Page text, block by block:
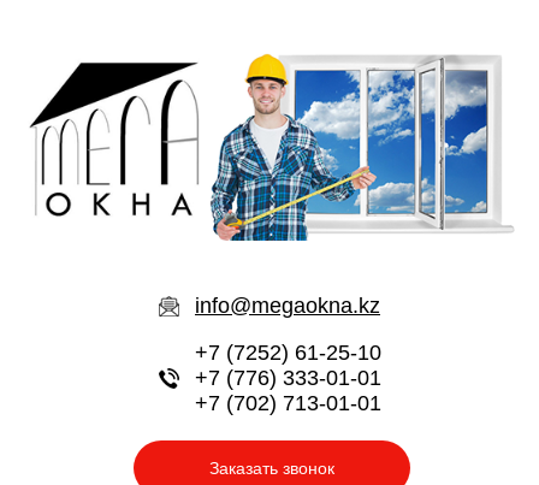
info@megaokna.kz
+7 (7252) 61-25-10
+7 (776) 333-01-01
+7 (702) 713-01-01
Заказать звонок